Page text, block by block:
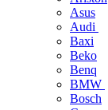
Asus
Audi
Baxi
Beko
Benq
BMW
Bosch